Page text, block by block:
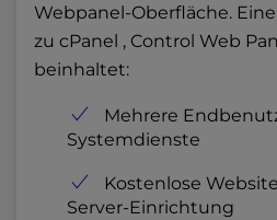
Webpanel-Oberfläche.
zu cPanel , Control Web
beinhaltet:
Mehrere
Systemdienste
Kostenlose
Server-Einrichtung